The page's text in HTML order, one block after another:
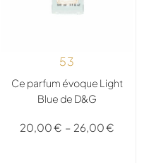
53
Ce parfum évoque Light
Blue de D&G
20,00€ – 26,00€